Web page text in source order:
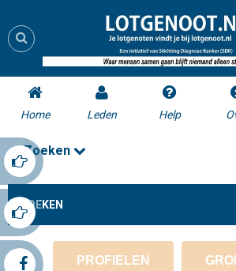
Home Leden Help
Zoeken
ZOEKEN
PROFIELEN